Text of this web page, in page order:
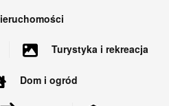
Turystyka i rekreacja
Dom i ogród